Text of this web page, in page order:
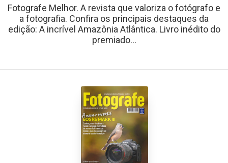
Fotografe Melhor. A revista que valoriza o fotógrafo e
a fotografia. Confira os principais destaques da
edição: A incrível Amazônia Atlântica. Livro inédito do
premiado...